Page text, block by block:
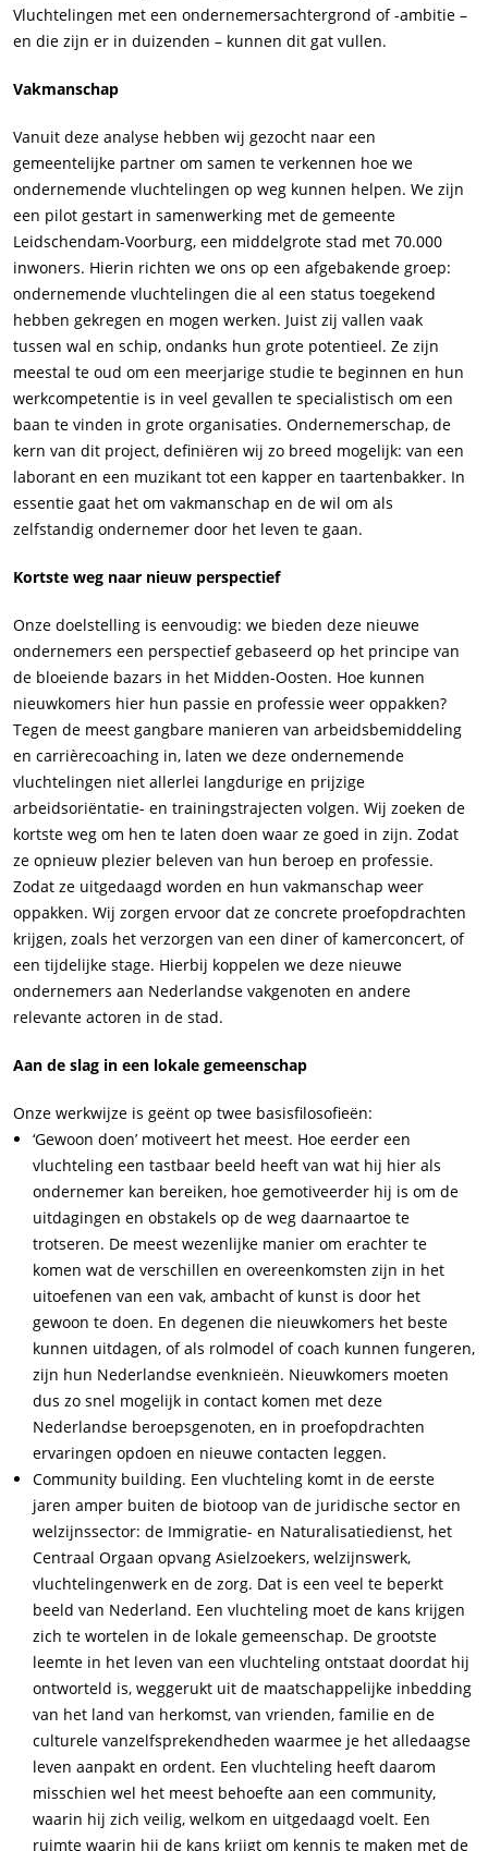
Vluchtelingen met een ondernemersachtergrond of -ambitie –
en die zijn er in duizenden – kunnen dit gat vullen.
Vakmanschap
Vanuit deze analyse hebben wij gezocht naar een
gemeentelijke partner om samen te verkennen hoe we
ondernemende vluchtelingen op weg kunnen helpen. We zijn
een pilot gestart in samenwerking met de gemeente
Leidschendam-Voorburg, een middelgrote stad met 70.000
inwoners. Hierin richten we ons op een afgebakende groep:
ondernemende vluchtelingen die al een status toegekend
hebben gekregen en mogen werken. Juist zij vallen vaak
tussen wal en schip, ondanks hun grote potentieel. Ze zijn
meestal te oud om een meerjarige studie te beginnen en hun
werkcompetentie is in veel gevallen te specialistisch om een
baan te vinden in grote organisaties. Ondernemerschap, de
kern van dit project, definiëren wij zo breed mogelijk: van een
laborant en een muzikant tot een kapper en taartenbakker. In
essentie gaat het om vakmanschap en de wil om als
zelfstandig ondernemer door het leven te gaan.
Kortste weg naar nieuw perspectief
Onze doelstelling is eenvoudig: we bieden deze nieuwe
ondernemers een perspectief gebaseerd op het principe van
de bloeiende bazars in het Midden-Oosten. Hoe kunnen
nieuwkomers hier hun passie en professie weer oppakken?
Tegen de meest gangbare manieren van arbeidsbemiddeling
en carrièrecoaching in, laten we deze ondernemende
vluchtelingen niet allerlei langdurige en prijzige
arbeidsoriëntatie- en trainingstrajecten volgen. Wij zoeken de
kortste weg om hen te laten doen waar ze goed in zijn. Zodat
ze opnieuw plezier beleven van hun beroep en professie.
Zodat ze uitgedaagd worden en hun vakmanschap weer
oppakken. Wij zorgen ervoor dat ze concrete proefopdrachten
krijgen, zoals het verzorgen van een diner of kamerconcert, of
een tijdelijke stage. Hierbij koppelen we deze nieuwe
ondernemers aan Nederlandse vakgenoten en andere
relevante actoren in de stad.
Aan de slag in een lokale gemeenschap
Onze werkwijze is geënt op twee basisfilosofieën:
‘Gewoon doen’ motiveert het meest. Hoe eerder een
vluchteling een tastbaar beeld heeft van wat hij hier als
ondernemer kan bereiken, hoe gemotiveerder hij is om de
uitdagingen en obstakels op de weg daarnaartoe te
trotseren. De meest wezenlijke manier om erachter te
komen wat de verschillen en overeenkomsten zijn in het
uitoefenen van een vak, ambacht of kunst is door het
gewoon te doen. En degenen die nieuwkomers het beste
kunnen uitdagen, of als rolmodel of coach kunnen fungeren,
zijn hun Nederlandse evenknieën. Nieuwkomers moeten
dus zo snel mogelijk in contact komen met deze
Nederlandse beroepsgenoten, en in proefopdrachten
ervaringen opdoen en nieuwe contacten leggen.
Community building. Een vluchteling komt in de eerste
jaren amper buiten de biotoop van de juridische sector en
welzijnssector: de Immigratie- en Naturalisatiedienst, het
Centraal Orgaan opvang Asielzoekers, welzijnswerk,
vluchtelingenwerk en de zorg. Dat is een veel te beperkt
beeld van Nederland. Een vluchteling moet de kans krijgen
zich te wortelen in de lokale gemeenschap. De grootste
leemte in het leven van een vluchteling ontstaat doordat hij
ontworteld is, weggerukt uit de maatschappelijke inbedding
van het land van herkomst, van vrienden, familie en de
culturele vanzelfsprekendheden waarmee je het alledaagse
leven aanpakt en ordent. Een vluchteling heeft daarom
misschien wel het meest behoefte aan een community,
waarin hij zich veilig, welkom en uitgedaagd voelt. Een
ruimte waarin hij de kans krijgt om kennis te maken met de